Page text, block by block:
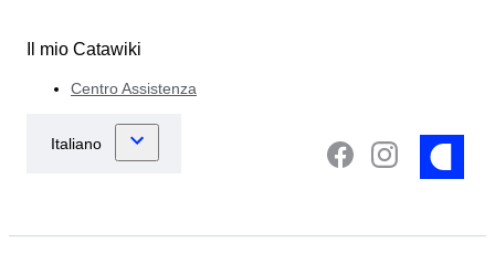
Il mio Catawiki
Centro Assistenza